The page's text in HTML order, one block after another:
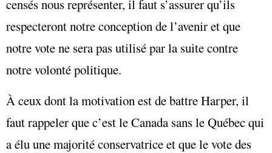
censés nous représenter, il faut s’assurer qu’ils
respecteront notre conception de l’avenir et que
notre vote ne sera pas utilisé par la suite contre
notre volonté politique.
À ceux dont la motivation est de battre Harper, il
faut rappeler que c’est le Canada sans le Québec qui
a élu une majorité conservatrice et que le vote des